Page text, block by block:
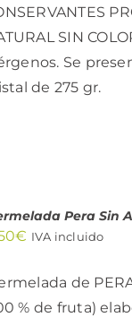
SIN
Se
de 275 gr.
Pera Sin
€ IVA incluido
de
% de fruta)